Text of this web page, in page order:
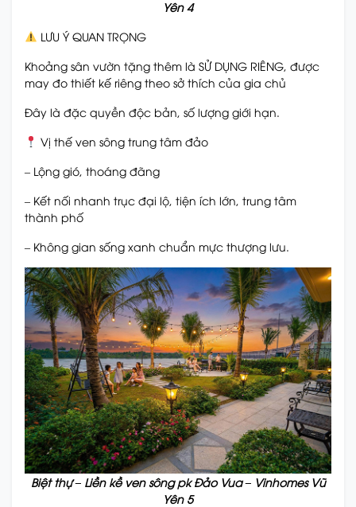
Yên 4
LƯU Ý QUAN TRỌNG
Khoảng sân vườn tặng thêm là SỬ DỤNG RIÊNG, được
may đo thiết kế riêng theo sở thích của gia chủ
Đây là đặc quyền độc bản, số lượng giới hạn.
Vị thế ven sông trung tâm đảo
– Lộng gió, thoáng đãng
– Kết nối nhanh trục đại lộ, tiện ích lớn, trung tâm
thành phố
– Không gian sống xanh chuẩn mực thượng lưu.
Biệt thự – Liền kề ven sông pk Đảo Vua – Vinhomes Vũ
Yên 5